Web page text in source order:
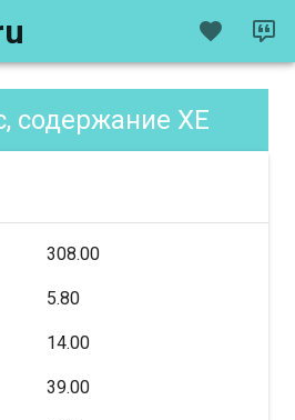
содержание XE
308.00
5.80
14.00
39.00